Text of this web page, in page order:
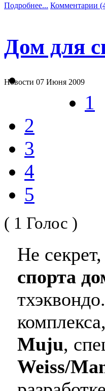
Подробнее... Комментарии
Дом для
Новости 07 Июня 2009
1
2
3
4
5
( 1 Голос )
Не
спорта
Muju,
Weiss/